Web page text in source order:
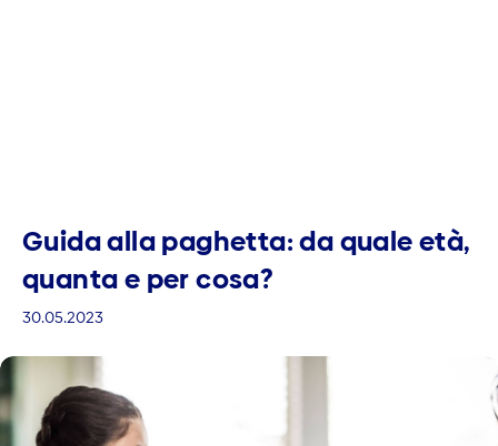
Guida alla paghetta: da quale età,
quanta e per cosa?
30.05.2023